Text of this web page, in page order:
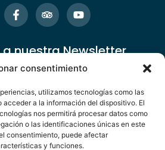
consentimiento
utilizamos tecnologías como las
a la información del dispositivo. El
nos permitirá procesar datos como
o las identificaciones únicas en este
consentimiento, puede afectar
y funciones.
nuestra Newsletter
Alternative: